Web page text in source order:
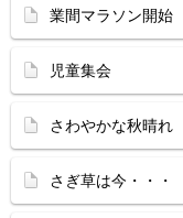
業間マラソン開始
児童集会
さわやかな秋晴れ
さぎ草は今・・・